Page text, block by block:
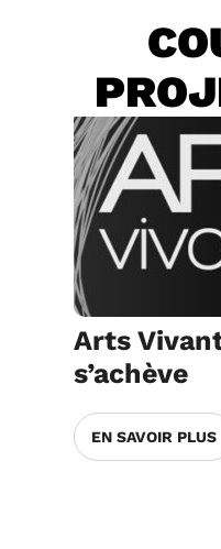
Arts
s’achève
EN SAVOIR PLUS